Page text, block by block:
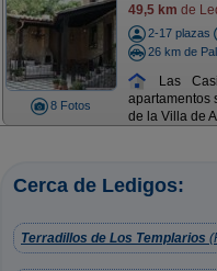
8 Fotos
49,5 km de
2-17 plazas
26 km de
Las
apartamentos
de la Villa de
Cerca de Ledigos:
Terradillos de Los Templarios